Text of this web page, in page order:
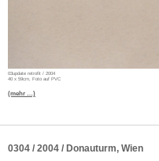
03update retrofit / 2004
40 x 59cm, Foto auf PVC
(mehr …)
0304 / 2004 / Donauturm, Wien